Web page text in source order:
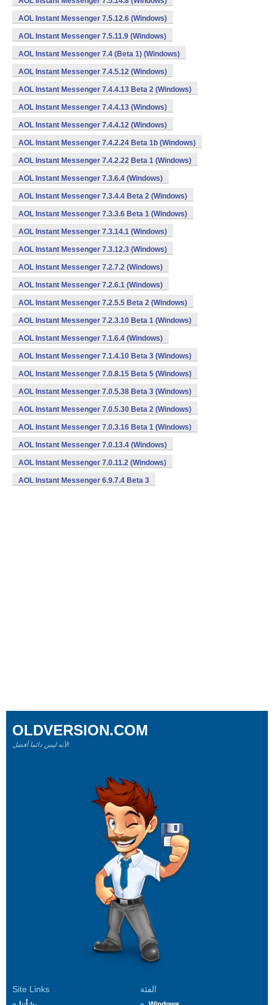
AOL Instant Messenger 7.5.12.6 (Windows)
AOL Instant Messenger 7.5.11.9 (Windows)
AOL Instant Messenger 7.4 (Beta 1) (Windows)
AOL Instant Messenger 7.4.5.12 (Windows)
AOL Instant Messenger 7.4.4.13 Beta 2 (Windows)
AOL Instant Messenger 7.4.4.13 (Windows)
AOL Instant Messenger 7.4.4.12 (Windows)
AOL Instant Messenger 7.4.2.24 Beta 1b (Windows)
AOL Instant Messenger 7.4.2.22 Beta 1 (Windows)
AOL Instant Messenger 7.3.6.4 (Windows)
AOL Instant Messenger 7.3.4.4 Beta 2 (Windows)
AOL Instant Messenger 7.3.3.6 Beta 1 (Windows)
AOL Instant Messenger 7.3.14.1 (Windows)
AOL Instant Messenger 7.3.12.3 (Windows)
AOL Instant Messenger 7.2.7.2 (Windows)
AOL Instant Messenger 7.2.6.1 (Windows)
AOL Instant Messenger 7.2.5.5 Beta 2 (Windows)
AOL Instant Messenger 7.2.3.10 Beta 1 (Windows)
AOL Instant Messenger 7.1.6.4 (Windows)
AOL Instant Messenger 7.1.4.10 Beta 3 (Windows)
AOL Instant Messenger 7.0.8.15 Beta 5 (Windows)
AOL Instant Messenger 7.0.5.38 Beta 3 (Windows)
AOL Instant Messenger 7.0.5.30 Beta 2 (Windows)
AOL Instant Messenger 7.0.3.16 Beta 1 (Windows)
AOL Instant Messenger 7.0.13.4 (Windows)
AOL Instant Messenger 7.0.11.2 (Windows)
AOL Instant Messenger 6.9.7.4 Beta 3
Site Links الفئة
OLDVERSION.COM
لأنه ليس دائما أفضل!